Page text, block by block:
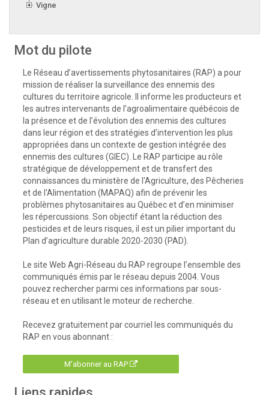
Vigne
Mot du pilote
Le Réseau d’avertissements phytosanitaires (RAP) a pour
mission de réaliser la surveillance des ennemis des
cultures du territoire agricole. Il informe les producteurs et
les autres intervenants de l’agroalimentaire québécois de
la présence et de l’évolution des ennemis des cultures
dans leur région et des stratégies d’intervention les plus
appropriées dans un contexte de gestion intégrée des
ennemis des cultures (GIEC). Le RAP participe au rôle
stratégique de développement et de transfert des
connaissances du ministère de l'Agriculture, des Pêcheries
et de l'Alimentation (MAPAQ) afin de prévenir les
problèmes phytosanitaires au Québec et d’en minimiser
les répercussions. Son objectif étant la réduction des
pesticides et de leurs risques, il est un pilier important du
Plan d’agriculture durable 2020-2030 (PAD).
Le site Web Agri-Réseau du RAP regroupe l’ensemble des
communiqués émis par le réseau depuis 2004. Vous
pouvez rechercher parmi ces informations par sous-
réseau et en utilisant le moteur de recherche.
Recevez gratuitement par courriel les communiqués du
RAP en vous abonnant :
M'abonner au RAP